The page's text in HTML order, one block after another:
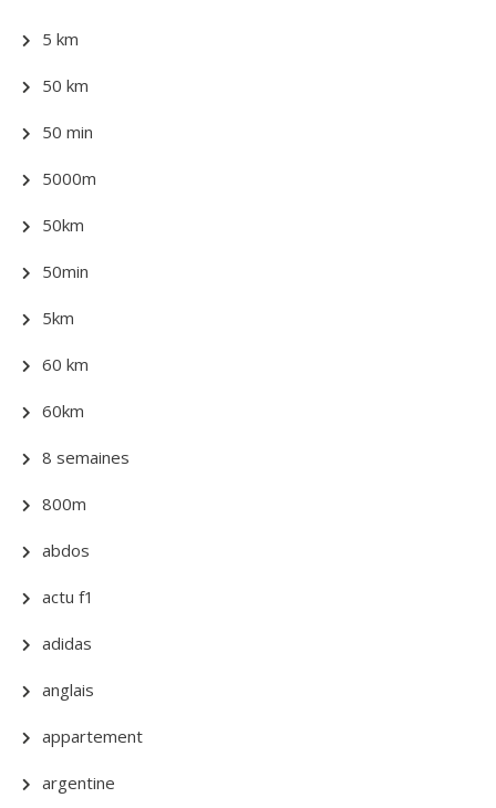
5 km
50 km
50 min
5000m
50km
50min
5km
60 km
60km
8 semaines
800m
abdos
actu f1
adidas
anglais
appartement
argentine